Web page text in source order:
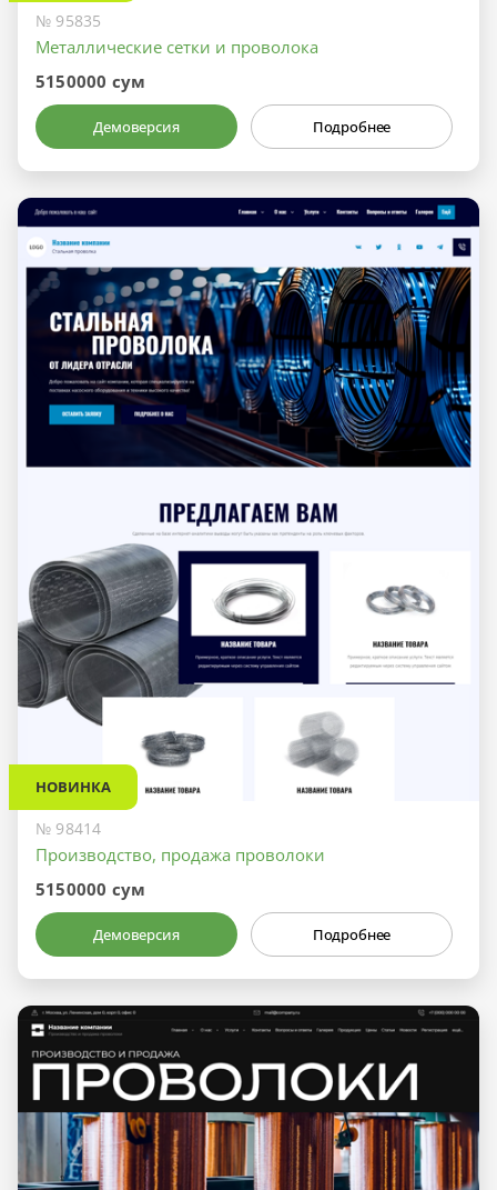
№ 95835
Металлические сетки и проволока
5150000 сум
Демоверсия Подробнее
НОВИНКА
№ 98414
Производство, продажа проволоки
5150000 сум
Демоверсия Подробнее